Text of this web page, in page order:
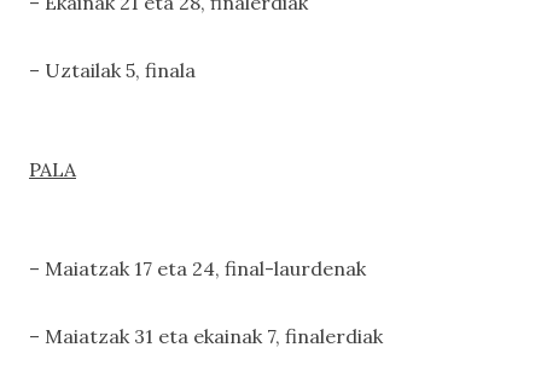
– Uztailak 5, finala
PALA
– Maiatzak 17 eta 24, final-laurdenak
– Maiatzak 31 eta ekainak 7, finalerdiak